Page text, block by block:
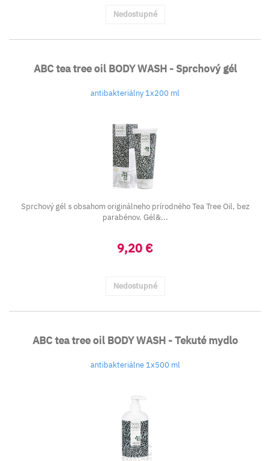
Nedostupné
ABC tea tree oil BODY WASH - Sprchový gél
antibakteriálny 1x200 ml
Sprchový gél s obsahom originálneho prírodného Tea Tree Oil, bez
parabénov. Gél&...
9,20 €
Nedostupné
ABC tea tree oil BODY WASH - Tekuté mydlo
antibakteriálne 1x500 ml